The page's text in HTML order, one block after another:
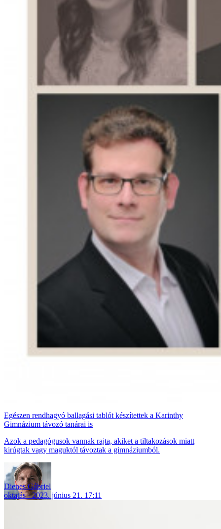
Egészen rendhagyó ballagási tablót készítettek a Karinthy
Gimnázium távozó tanárai is
Azok a pedagógusok vannak rajta, akiket a tiltakozások miatt
kirúgtak vagy maguktól távoztak a gimnáziumból.
Dienes Gábriel
oktatás
2023. június 21. 17:11